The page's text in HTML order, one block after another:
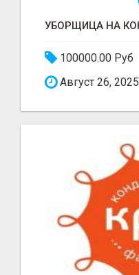
100000.00 Руб
Август 26, 2025